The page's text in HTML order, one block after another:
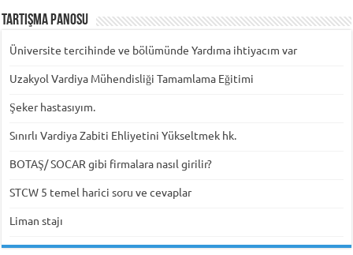
Tartışma Panosu
Üniversite tercihinde ve bölümünde Yardıma ihtiyacım var
Uzakyol Vardiya Mühendisliği Tamamlama Eğitimi
Şeker hastasıyım.
Sınırlı Vardiya Zabiti Ehliyetini Yükseltmek hk.
BOTAŞ/ SOCAR gibi firmalara nasıl girilir?
STCW 5 temel harici soru ve cevaplar
Liman stajı